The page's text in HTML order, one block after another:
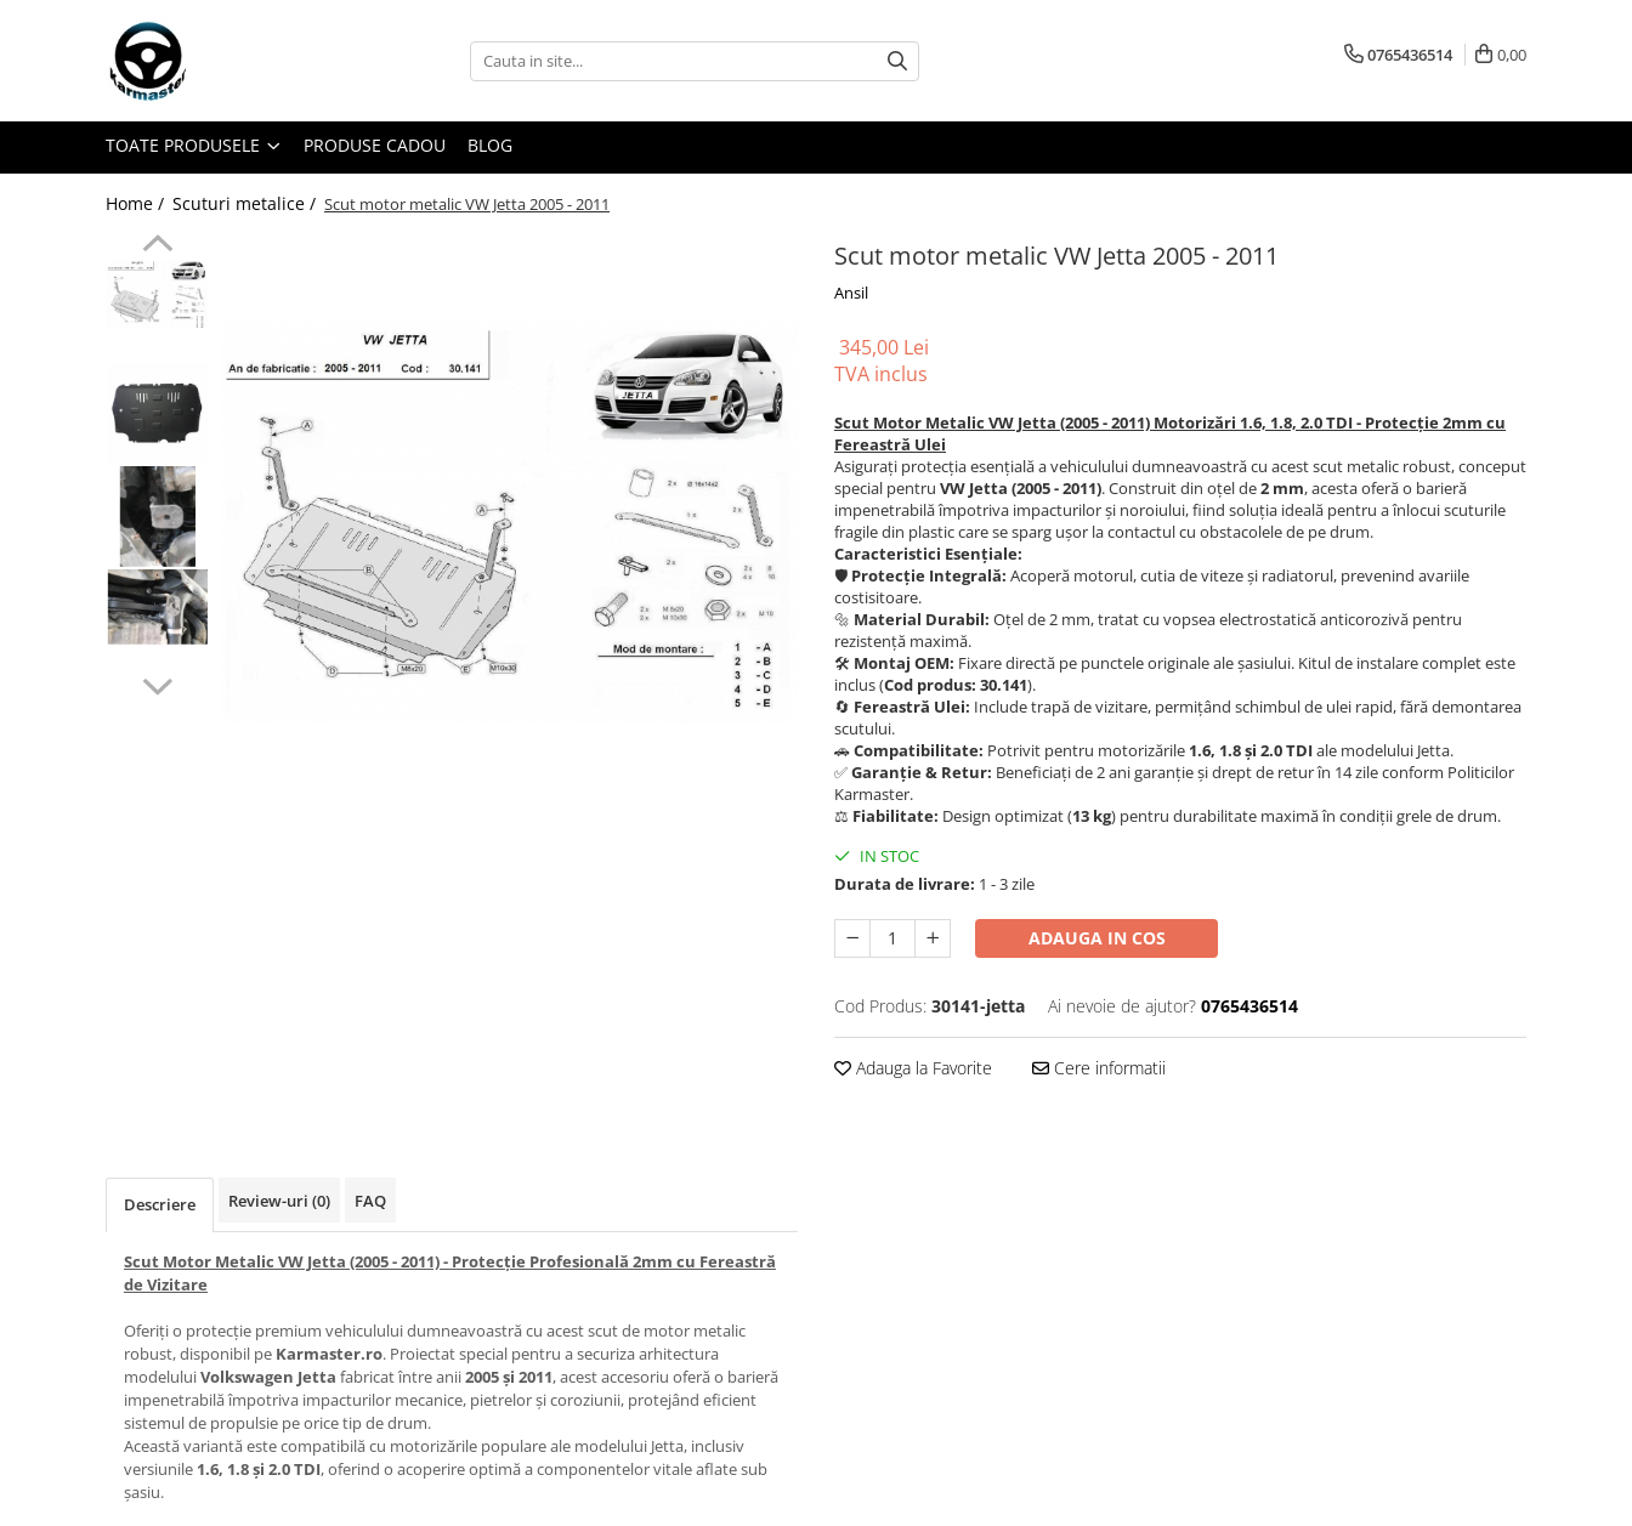
Toate Produsele
Accesorii remorci
Cabluri de frana remorci
Cuple remorci
Carlige Alfa Romeo
Carlige Alpine
Carlige Cadillac
Carlige Chery
Carlige Infiniti
Carlige Isuzu
Carlige Jaecoo 5
Carlige Jaecoo 7
Carlige Jaecoo E5
0765436514 0,00
TOATE PRODUSELE PRODUSE CADOU BLOG
Home / Scuturi metalice / Scut motor metalic VW Jetta 2005 - 2011
Scut motor metalic VW Jetta 2005 - 2011
Ansil
345,00 Lei
TVA inclus
Scut Motor Metalic VW Jetta (2005 - 2011) Motorizări 1.6, 1.8, 2.0 TDI - Protecție 2mm cu
Fereastră Ulei
Asigurați protecția esențială a vehiculului dumneavoastră cu acest scut metalic robust, conceput
special pentru VW Jetta (2005 - 2011). Construit din oțel de2 mm, acesta oferă o barieră
impenetrabilă împotriva impacturilor și noroiului, fiind soluția ideală pentru a înlocui scuturile
fragile din plastic care se sparg ușor la contactul cu obstacolele de pe drum.
Caracteristici Esențiale:
🛡️ Protecție Integrală: Acoperă motorul, cutia de viteze și radiatorul, prevenind avariile
costisitoare.
🔩 Material Durabil: Oțel de 2 mm, tratat cu vopsea electrostatică anticorozivă pentru
rezistență maximă.
🛠️ Montaj OEM: Fixare directă pe punctele originale ale șasiului. Kitul de instalare complet este
inclus (Cod produs: 30.141).
🔄 Fereastră Ulei: Include trapă de vizitare, permițând schimbul de ulei rapid, fără demontarea
scutului.
🚗Compatibilitate: Potrivit pentru motorizările 1.6, 1.8 și 2.0 TDIale modelului Jetta.
✅Garanție & Retur: Beneficiați de 2 ani garanție și drept de retur în 14 zile conform Politicilor
Karmaster.
⚖️ Fiabilitate: Design optimizat (13 kg) pentru durabilitate maximă în condiții grele de drum.
IN STOC
Durata de livrare: 1 - 3 zile
ADAUGA IN COS
Cod Produs: 30141-jetta Ai nevoie de ajutor? 0765436514
Adauga la Favorite Cere informatii
Descriere Review-uri (0) FAQ
Scut Motor Metalic VW Jetta (2005 - 2011) - Protecție Profesională 2mm cu Fereastră
de Vizitare
Oferiți o protecție premium vehiculului dumneavoastră cu acest scut de motor metalic
robust, disponibil pe Karmaster.ro. Proiectat special pentru a securiza arhitectura
modeluluiVolkswagen Jetta fabricat între anii2005 și 2011, acest accesoriu oferă o barieră
impenetrabilă împotriva impacturilor mecanice, pietrelor și coroziunii, protejând eficient
sistemul de propulsie pe orice tip de drum.
Această variantă este compatibilă cu motorizările populare ale modelului Jetta, inclusiv
versiunile 1.6, 1.8 și 2.0 TDI, oferind o acoperire optimă a componentelor vitale aflate sub
șasiu.